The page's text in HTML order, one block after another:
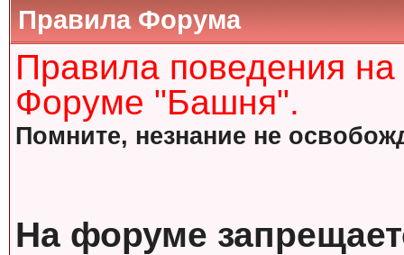
Правила Форума
Правила поведения
Форуме "Башня".
Помните, незнание не
На форуме